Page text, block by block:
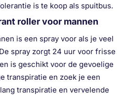
is te koop als spuitbus.
roller voor mannen
is een spray voor als je veel
spray zorgt 24 uur voor frisse
is geschikt voor de gevoelige
transpiratie en zoek je een
transpiratie en vervelende